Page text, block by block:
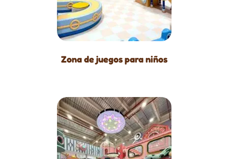
Zona de juegos para niños